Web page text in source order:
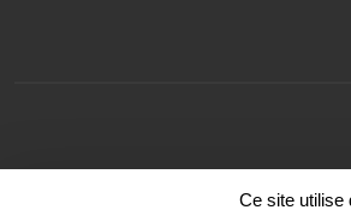
Ce site utilise